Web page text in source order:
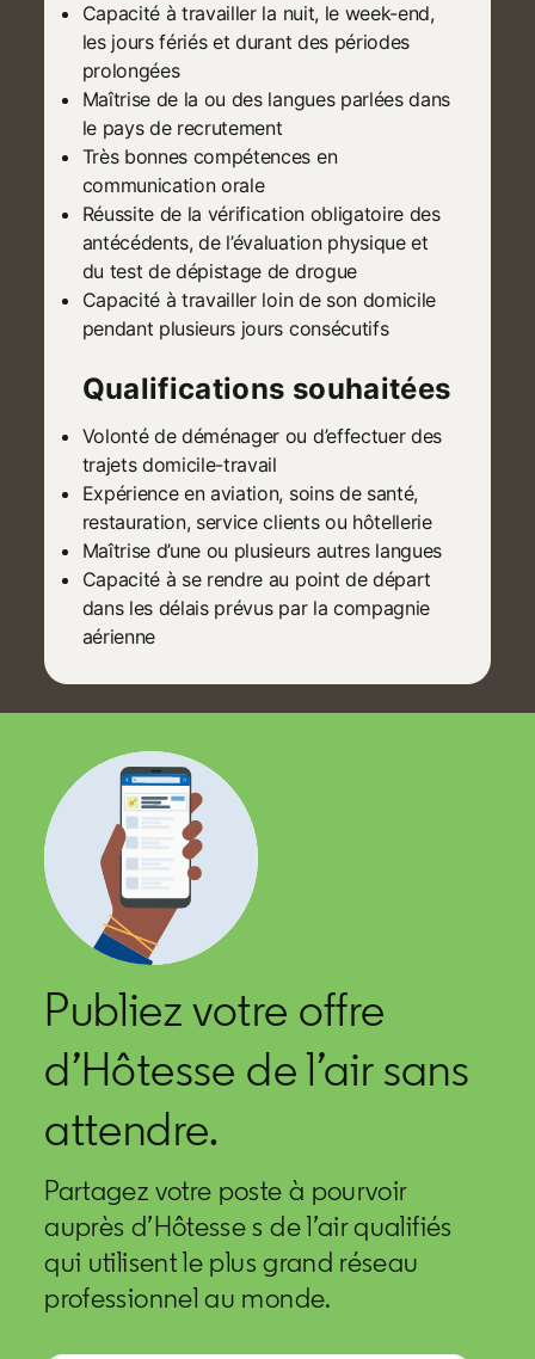
Capacité à travailler la nuit, le week-end,
les jours fériés et durant des périodes
prolongées
Maîtrise de la ou des langues parlées dans
le pays de recrutement
Très bonnes compétences en
communication orale
Réussite de la vérification obligatoire des
antécédents, de l’évaluation physique et
du test de dépistage de drogue
Capacité à travailler loin de son domicile
pendant plusieurs jours consécutifs
Qualifications souhaitées
Volonté de déménager ou d’effectuer des
trajets domicile-travail
Expérience en aviation, soins de santé,
restauration, service clients ou hôtellerie
Maîtrise d’une ou plusieurs autres langues
Capacité à se rendre au point de départ
dans les délais prévus par la compagnie
aérienne
Publiez votre offre
d’Hôtesse de l’air sans
attendre.
Partagez votre poste à pourvoir
auprès d’Hôtesse s de l’air qualifiés
qui utilisent le plus grand réseau
professionnel au monde.